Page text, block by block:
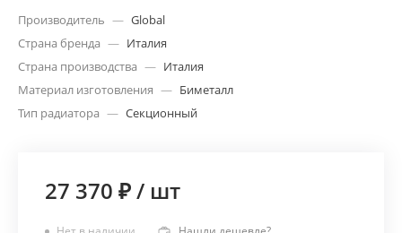
Производитель — Global
Страна бренда — Италия
Страна производства — Италия
Материал изготовления — Биметалл
Тип радиатора — Секционный
27 370 ₽/ шт